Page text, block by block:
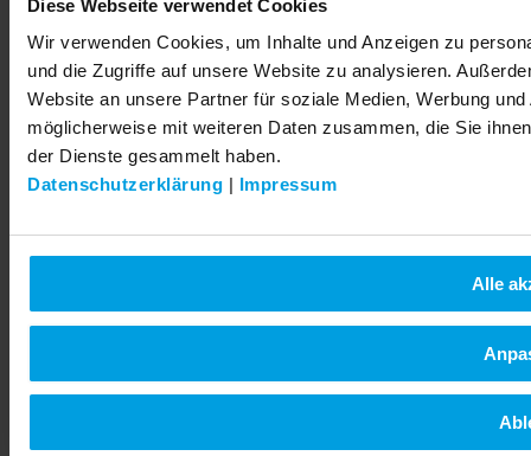
Diese Webseite verwendet Cookies
Wir verwenden Cookies, um Inhalte und Anzeigen zu
und die Zugriffe auf unsere Website zu analysieren.
Website an unsere Partner für soziale Medien, Werbung
möglicherweise mit weiteren Daten zusammen, die Sie
der Dienste gesammelt haben.
Datenschutzerklärung | Impressum
Alle